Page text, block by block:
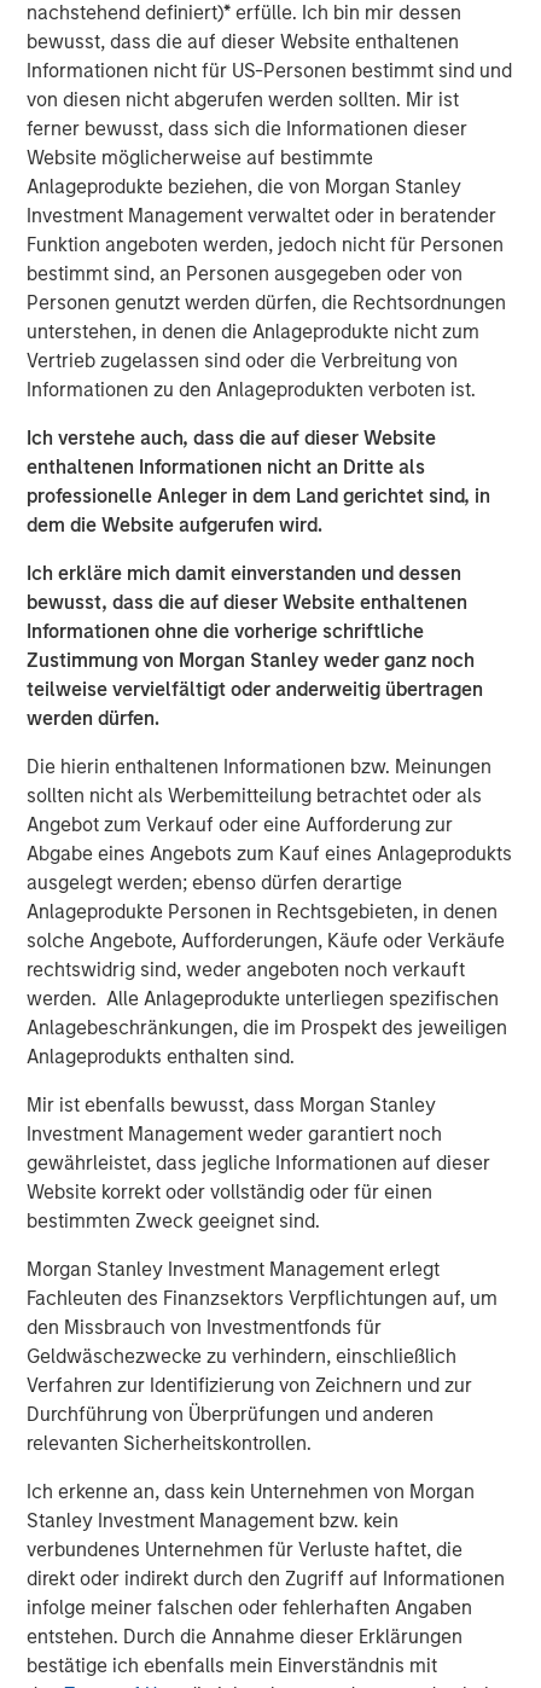
nachstehend definiert)* erfülle. Ich bin mir dessen
bewusst, dass die auf dieser Website enthaltenen
Informationen nicht für US-Personen bestimmt sind und
von diesen nicht abgerufen werden sollten. Mir ist
ferner bewusst, dass sich die Informationen dieser
Website möglicherweise auf bestimmte
Anlageprodukte beziehen, die von Morgan Stanley
Investment Management verwaltet oder in beratender
Funktion angeboten werden, jedoch nicht für Personen
bestimmt sind, an Personen ausgegeben oder von
Personen genutzt werden dürfen, die Rechtsordnungen
unterstehen, in denen die Anlageprodukte nicht zum
Vertrieb zugelassen sind oder die Verbreitung von
Informationen zu den Anlageprodukten verboten ist.
Ich verstehe auch, dass die auf dieser Website
enthaltenen Informationen nicht an Dritte als
professionelle Anleger in dem Land gerichtet sind, in
dem die Website aufgerufen wird.
Ich erkläre mich damit einverstanden und dessen
bewusst, dass die auf dieser Website enthaltenen
Informationen ohne die vorherige schriftliche
Zustimmung von Morgan Stanley weder ganz noch
teilweise vervielfältigt oder anderweitig übertragen
werden dürfen.
Die hierin enthaltenen Informationen bzw. Meinungen
sollten nicht als Werbemitteilung betrachtet oder als
Angebot zum Verkauf oder eine Aufforderung zur
Abgabe eines Angebots zum Kauf eines Anlageprodukts
ausgelegt werden; ebenso dürfen derartige
Anlageprodukte Personen in Rechtsgebieten, in denen
solche Angebote, Aufforderungen, Käufe oder Verkäufe
rechtswidrig sind, weder angeboten noch verkauft
werden. Alle Anlageprodukte unterliegen spezifischen
Anlagebeschränkungen, die im Prospekt des jeweiligen
Anlageprodukts enthalten sind.
Mir ist ebenfalls bewusst, dass Morgan Stanley
Investment Management weder garantiert noch
gewährleistet, dass jegliche Informationen auf dieser
Website korrekt oder vollständig oder für einen
bestimmten Zweck geeignet sind.
Morgan Stanley Investment Management erlegt
Fachleuten des Finanzsektors Verpflichtungen auf, um
den Missbrauch von Investmentfonds für
Geldwäschezwecke zu verhindern, einschließlich
Verfahren zur Identifizierung von Zeichnern und zur
Durchführung von Überprüfungen und anderen
relevanten Sicherheitskontrollen.
Ich erkenne an, dass kein Unternehmen von Morgan
Stanley Investment Management bzw. kein
verbundenes Unternehmen für Verluste haftet, die
direkt oder indirekt durch den Zugriff auf Informationen
infolge meiner falschen oder fehlerhaften Angaben
entstehen. Durch die Annahme dieser Erklärungen
bestätige ich ebenfalls mein Einverständnis mit
representing approximately 30% of the share
capital of KORRES (Giorgos Korres approximately
24% and certain members of his family
approximately 6%) in exchange for equal shares and
percentage in Nissos.
MSPEA and Profex have agreed to subscribe for
shares in Nissos 56% and 14% respectively. MSPEA
and Profex will subscribe for cash, 48.3m euro in
total.
Nissos has agreed to purchase shares,
representing approximately 52.3% of the share
capital of KORRES, (approximately 6.6% of the share
capital of KORRES held by Giorgos Korres and
approximately 45.7% held by other shareholders), at
a price of 5.08 per share.
Completion of all the steps set out above is conditional
on, among other things, consent by the lending banks of
Korres.
After completion of the above Nissos will hold more than
82% of Korres and will therefore launch a mandatory
takeover offer pursuant to the provisions of Greek law
3461/2016 in order to acquire the remaining shares of
Korres.
Within the above framework, it has also been agreed that
Profex and KORRES will enter into an exclusive license
and supply agreement by virtue of which Profex will
undertake the distribution of KORRES products in the
People’s Republic of China, Hong Kong and Macau.
It is envisaged that following completion of the MTO, a
capital increase of up to €10,000,000 will be
implemented by the shareholders of Nissos in order to
fund the future expansion of the Korres group.
About Profex
Profex is a pioneering specialty company in China with a
leadership position in dermatology and skincare. Profex
has 3 complementary businesses: Pharmaceuticals,
over 500 dedicated team members. Profex was founded
in 2001 with a mission to help make the world healthier
and happier. It licenses, acquires and markets
dermatological and skincare products for the China
market. Over the years, Profex has built strong consumer
healthcare brands in China. Profex is excited about the
prospect of working with the outstanding Greek company
opportunity to experience and embrace a uniquely
natural and effective cosmetic brand like KORRES. To
learn more about Profex, please visit the website:
www.profex.com.
About Morgan Stanley Private Equity Asia